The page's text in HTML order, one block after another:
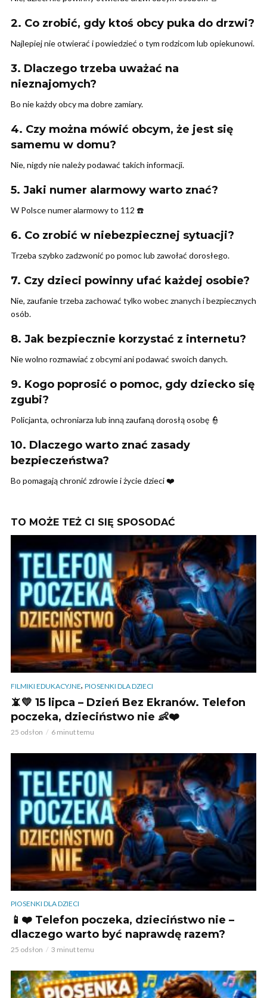
2. Co zrobić, gdy ktoś obcy puka do drzwi?
Najlepiej nie otwierać i powiedzieć o tym rodzicom lub opiekunowi.
3. Dlaczego trzeba uważać na
nieznajomych?
Bo nie każdy obcy ma dobre zamiary.
4. Czy można mówić obcym, że jest się
samemu w domu?
Nie, nigdy nie należy podawać takich informacji.
5. Jaki numer alarmowy warto znać?
W Polsce numer alarmowy to 112 ☎️
6. Co zrobić w niebezpiecznej sytuacji?
Trzeba szybko zadzwonić po pomoc lub zawołać dorosłego.
7. Czy dzieci powinny ufać każdej osobie?
Nie, zaufanie trzeba zachować tylko wobec znanych i bezpiecznych
osób.
8. Jak bezpiecznie korzystać z internetu?
Nie wolno rozmawiać z obcymi ani podawać swoich danych.
9. Kogo poprosić o pomoc, gdy dziecko się
zgubi?
Policjanta, ochroniarza lub inną zaufaną dorosłą osobę 👮
10. Dlaczego warto znać zasady
bezpieczeństwa?
Bo pomagają chronić zdrowie i życie dzieci ❤️
TO MOŻE TEŻ CI SIĘ SPOSODAĆ
FILMIKI EDUKACYJNE, PIOSENKI DLA DZIECI
📵💛 15 lipca – Dzień Bez Ekranów. Telefon
poczeka, dzieciństwo nie 👶❤️
25 odsłon 6 minut temu
PIOSENKI DLA DZIECI
📱❤️ Telefon poczeka, dzieciństwo nie –
dlaczego warto być naprawdę razem?
25 odsłon 3 minut temu